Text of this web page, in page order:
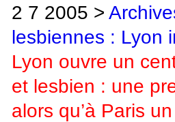
2 7 2005 >
lesbiennes : Lyon
Lyon ouvre un
et lesbien : une
alors qu’à Paris